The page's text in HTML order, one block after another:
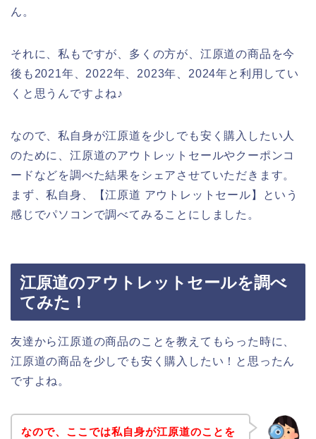
ん。
それに、私もですが、多くの方が、江原道の商品を今
後も2021年、2022年、2023年、2024年と利用してい
くと思うんですよね♪
なので、私自身が江原道を少しでも安く購入したい人
のために、江原道のアウトレットセールやクーポンコ
ードなどを調べた結果をシェアさせていただきます。
まず、私自身、【江原道 アウトレットセール】という
感じでパソコンで調べてみることにしました。
江原道のアウトレットセールを調べ
てみた！
友達から江原道の商品のことを教えてもらった時に、
江原道の商品を少しでも安く購入したい！と思ったん
ですよね。
なので、ここでは私自身が江原道のことを